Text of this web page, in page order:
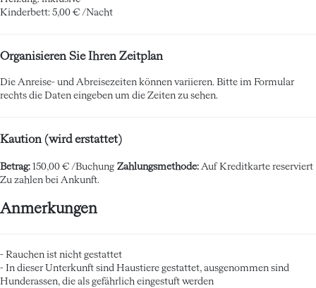
Kinderbett: 5,00 € /Nacht
Organisieren Sie Ihren Zeitplan
Die Anreise- und Abreisezeiten können variieren. Bitte im Formular
rechts die Daten eingeben um die Zeiten zu sehen.
Kaution (wird erstattet)
Betrag: 150,00 € /Buchung Zahlungsmethode: Auf Kreditkarte reserviert
Zu zahlen bei Ankunft.
Anmerkungen
- Rauchen ist nicht gestattet
- In dieser Unterkunft sind Haustiere gestattet, ausgenommen sind
Hunderassen, die als gefährlich eingestuft werden